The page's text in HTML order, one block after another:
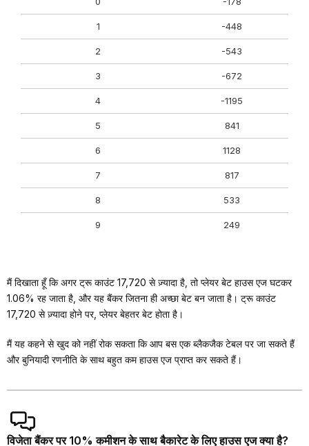
1 -448
2 -543
3 -672
4 -1195
5 841
6 1128
7 817
8 533
9 249
मैं दिखाता हूँ कि अगर ट्रू काउंट 17,720 से ज़्यादा है, तो प्लेयर बेट हाउस एज घटकर
1.06% रह जाता है, और यह बैंकर जितना ही अच्छा बेट बन जाता है। ट्रू काउंट
17,720 से ज़्यादा होने पर, प्लेयर बेहतर बेट होता है।
मैं यह कहने से खुद को नहीं रोक सकता कि आप बस एक ब्लैकजैक टेबल पर जा सकते हैं
और बुनियादी रणनीति के साथ बहुत कम हाउस एज प्राप्त कर सकते हैं।
विजेता बैंकर पर 10% कमीशन के साथ बैकारेट के लिए हाउस एज क्या है?